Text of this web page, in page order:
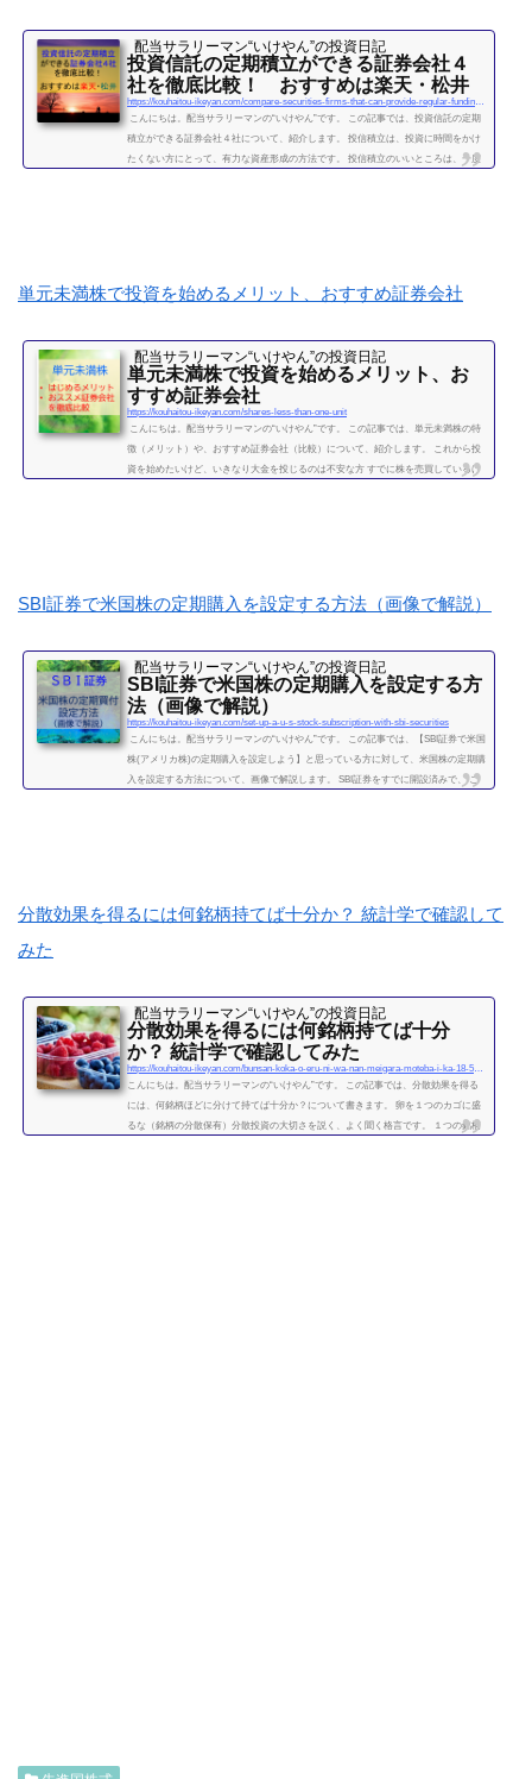
配当サラリーマン“いけやん”の投資日記 ​
投資信託の定期積立ができる証券会社４
社を徹底比較！ おすすめは楽天・松井
https://kouhaitou-ikeyan.com/compare-securities-firms-that-can-provide-regular-funding-for-mutual-funds
こんにちは。配当サラリーマンの“いけやん”です。 この記事では、投資信託の定期
積立ができる証券会社４社について、紹介します。 投信積立は、投資に時間をかけ
たくない方にとって、有力な資産形成の方法です。 投信積立のいいところは、一度
単元未満株で投資を始めるメリット、おすすめ証券会社
配当サラリーマン“いけやん”の投資日記 ​
単元未満株で投資を始めるメリット、お
すすめ証券会社
https://kouhaitou-ikeyan.com/shares-less-than-one-unit
こんにちは。配当サラリーマンの“いけやん”です。 この記事では、単元未満株の特
徴（メリット）や、おすすめ証券会社（比較）について、紹介します。 これから投
資を始めたいけど、いきなり大金を投じるのは不安な方 すでに株を売買しているけ
SBI証券で米国株の定期購入を設定する方法（画像で解説）
配当サラリーマン“いけやん”の投資日記 ​
SBI証券で米国株の定期購入を設定する方
法（画像で解説）
https://kouhaitou-ikeyan.com/set-up-a-u-s-stock-subscription-with-sbi-securities
こんにちは。配当サラリーマンの“いけやん”です。 この記事では、【SBI証券で米国
株(アメリカ株)の定期購入を設定しよう】と思っている方に対して、米国株の定期購
入を設定する方法について、画像で解説します。 SBI証券をすでに開設済みで、 こ
分散効果を得るには何銘柄持てば十分か？ 統計学で確認して
みた
配当サラリーマン“いけやん”の投資日記 ​
分散効果を得るには何銘柄持てば十分
か？ 統計学で確認してみた
https://kouhaitou-ikeyan.com/bunsan-koka-o-eru-ni-wa-nan-meigara-moteba-i-ka-18-5000-how-many-stocks-should-i-have-for-the-diversification-effect
こんにちは。配当サラリーマンの“いけやん”です。 この記事では、分散効果を得る
には、何銘柄ほどに分けて持てば十分か？について書きます。 卵を１つのカゴに盛
るな（銘柄の分散保有）分散投資の大切さを説く、よく聞く格言です。 １つの銘柄